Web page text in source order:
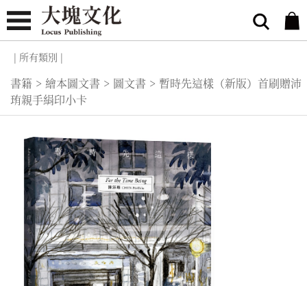
| 所有類別 |
書籍 > 繪本圖文書 > 圖文書 > 暫時先這樣（新版）首刷贈沛
珛親手絹印小卡